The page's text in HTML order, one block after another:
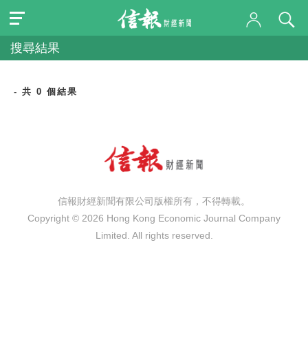
搜尋結果
- 共 0 個結果
信報財經新聞有限公司版權所有，不得轉載。
Copyright © 2026 Hong Kong Economic Journal Company
Limited. All rights reserved.